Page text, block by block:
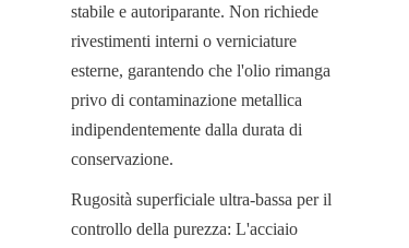
stabile e autoriparante. Non richiede
rivestimenti interni o verniciature
esterne, garantendo che l'olio rimanga
privo di contaminazione metallica
indipendentemente dalla durata di
conservazione.
Rugosità superficiale ultra-bassa per il
controllo della purezza: L'acciaio